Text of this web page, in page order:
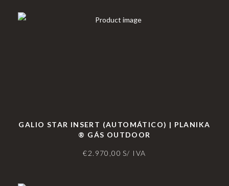
GALIO STAR INSERT (AUTOMÁTICO) | PLANIKA
® GÁS OUTDOOR
€2.970,00 S/ IVA